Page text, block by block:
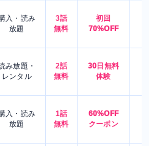
入・読み
放題
3話
無料
初回
70%OFF
み放題・
レンタル
2話
無料
30日無料
体験
入・読み
放題
1話
無料
60%OFF
クーポン